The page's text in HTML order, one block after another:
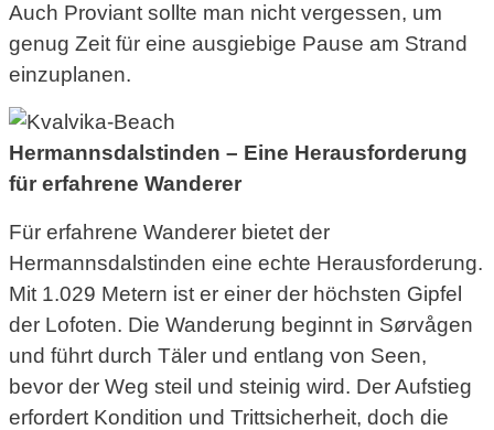
Auch Proviant sollte man nicht vergessen, um
genug Zeit für eine ausgiebige Pause am Strand
einzuplanen.
Hermannsdalstinden – Eine Herausforderung
für erfahrene Wanderer
Für erfahrene Wanderer bietet der
Hermannsdalstinden eine echte Herausforderung.
Mit 1.029 Metern ist er einer der höchsten Gipfel
der Lofoten. Die Wanderung beginnt in Sørvågen
und führt durch Täler und entlang von Seen,
bevor der Weg steil und steinig wird. Der Aufstieg
erfordert Kondition und Trittsicherheit, doch die